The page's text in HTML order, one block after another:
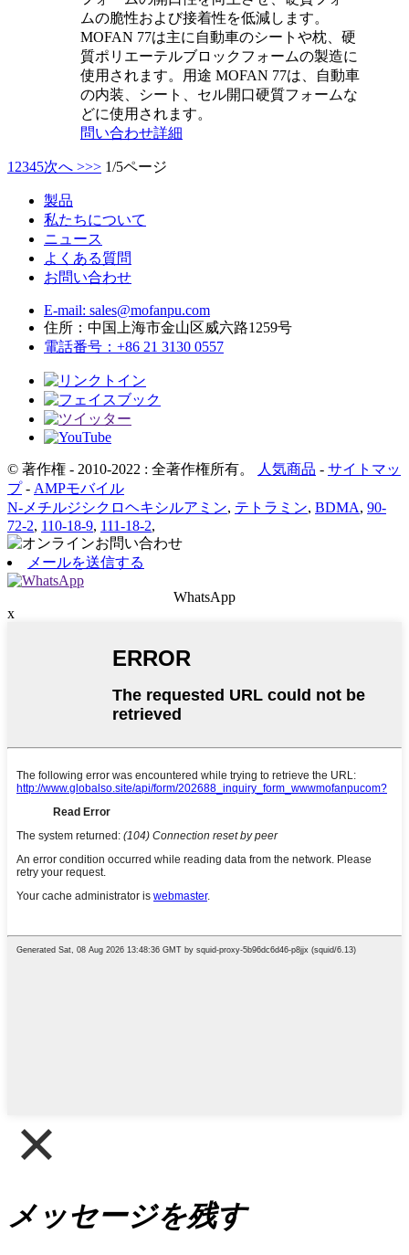
ムの脆性および接着性を低減します。
MOFAN 77は主に自動車のシートや枕、硬
質ポリエーテルブロックフォームの製造に
使用されます。用途 MOFAN 77は、自動車
の内装、シート、セル開口硬質フォームな
どに使用されます。
問い合わせ詳細
1 2345次へ >>> 1/5ページ
製品
私たちについて
ニュース
よくある質問
お問い合わせ
E-mail: sales@mofanpu.com
住所：中国上海市金山区威六路1259号
電話番号：+86 21 3130 0557
© 著作権 - 2010-2022 : 全著作権所有。 人気商品 - サイトマッ
プ- AMPモバイル
N-メチルジシクロヘキシルアミン, テトラミン, BDMA, 90-
72-2, 110-18-9, 111-18-2,
メールを送信する
WhatsApp
x
メッセージを残す